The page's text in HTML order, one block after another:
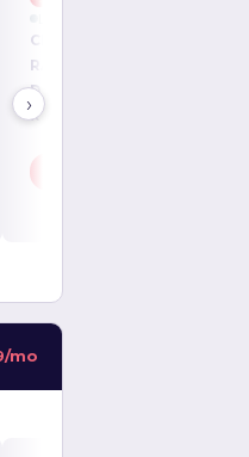
16GB
1x 1TB
Unltd @ 5Mbps
MO
CPU
RAM
Disque
Réseau
›
mo